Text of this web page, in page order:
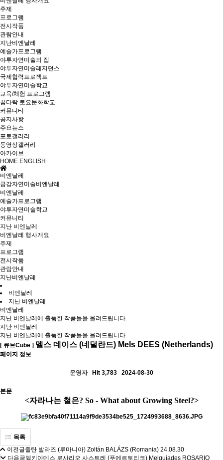
주제
프로그램
전시작품
관람안내
지난비엔날레
예술가프로그램
야투자연미술의 집
야투자연미술레지던스
국제협력프로젝트
야투자연미술학교
교육/체험 프로그램
꿈다락 토요문화학교
커뮤니티
공지사항
주요뉴스
포토갤러리
동영상갤러리
아카이브
HOME ENGLISH
비엔날레
금강자연미술비엔날레
비엔날레
예술가프로그램
야투자연미술학교
커뮤니티
지난 비엔날레
비엔날레 행사개요
주제
프로그램
전시작품
관람안내
지난비엔날레
비엔날레
지난 비엔날레
비엔날레
지난 비엔날레에 출품한 작품들을 올려드립니다.
지난 비엔날레
지난 비엔날레에 출품한 작품들을 올려드립니다.
[ 큐브Cube ] 멜스 데이스 (네덜란드) Mels DEES (Netherlands)
페이지 정보
운영자 Hit 3,783 2024-08-30
본문
<자라나는 철은? So - What about Growing Steel?>
목록
이전글졸탄 발라즈 (루마니아) Zoltán BALÁZS (Romania) 24.08.30
다음글멜키아데스 로사리오 사스트레 (푸에르토리코) Melquiades ROSARIO